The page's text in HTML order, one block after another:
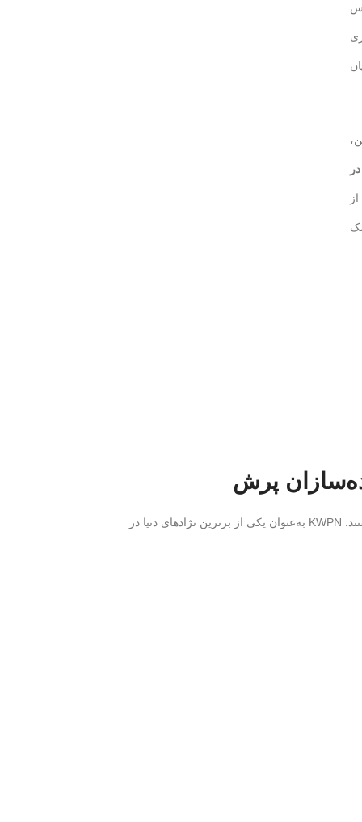
هستند. KWPN به‌عنوان یکی از برترین نژادهای دنیا در